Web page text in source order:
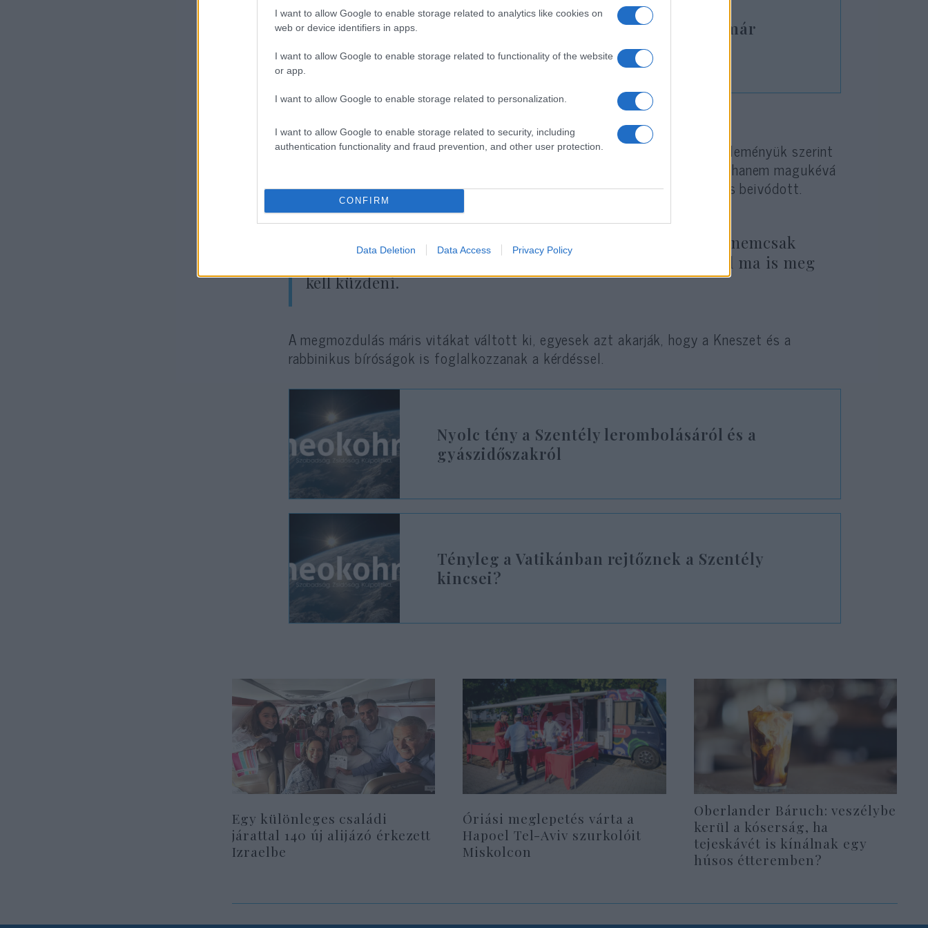
I want to allow Google to enable storage related to analytics like cookies on
web or device identifiers in apps.
I want to allow Google to enable storage related to functionality of the website
or app.
I want to allow Google to enable storage related to personalization.
I want to allow Google to enable storage related to security, including
authentication functionality and fraud prevention, and other user protection.
CONFIRM
Data Deletion Data Access Privacy Policy
Megépülhet a Szentély? A vörös üsző már
meglehet hozzá
A szervezők szerint a szertartás több volt, mint egyszerű szimbolika; véleményük szerint
a zsidók soha nem kérdőjelezték meg igazán száműzetésük jogosságát, hanem magukévá
tették a vereséget, ami a politika és a közgondolkodás mély rétegeibe is beivódott.
Ez az aktus arra hívja fel a figyelmet, hogy a száműzetés nemcsak
fizikai, hanem pszichológiai és szellemi állapot is, amivel ma is meg
kell küzdeni.
A megmozdulás máris vitákat váltott ki, egyesek azt akarják, hogy a Kneszet és a
rabbinikus bíróságok is foglalkozzanak a kérdéssel.
Nyolc tény a Szentély lerombolásáról és a
gyászidőszakról
Tényleg a Vatikánban rejtőznek a Szentély
kincsei?
Egy különleges családi
járattal 140 új alijázó érkezett
Izraelbe
Óriási meglepetés várta a
Hapoel Tel-Aviv szurkolóit
Miskolcon
Oberlander Báruch: veszélybe
kerül a kóserság, ha
tejeskávét is kínálnak egy
húsos étteremben?